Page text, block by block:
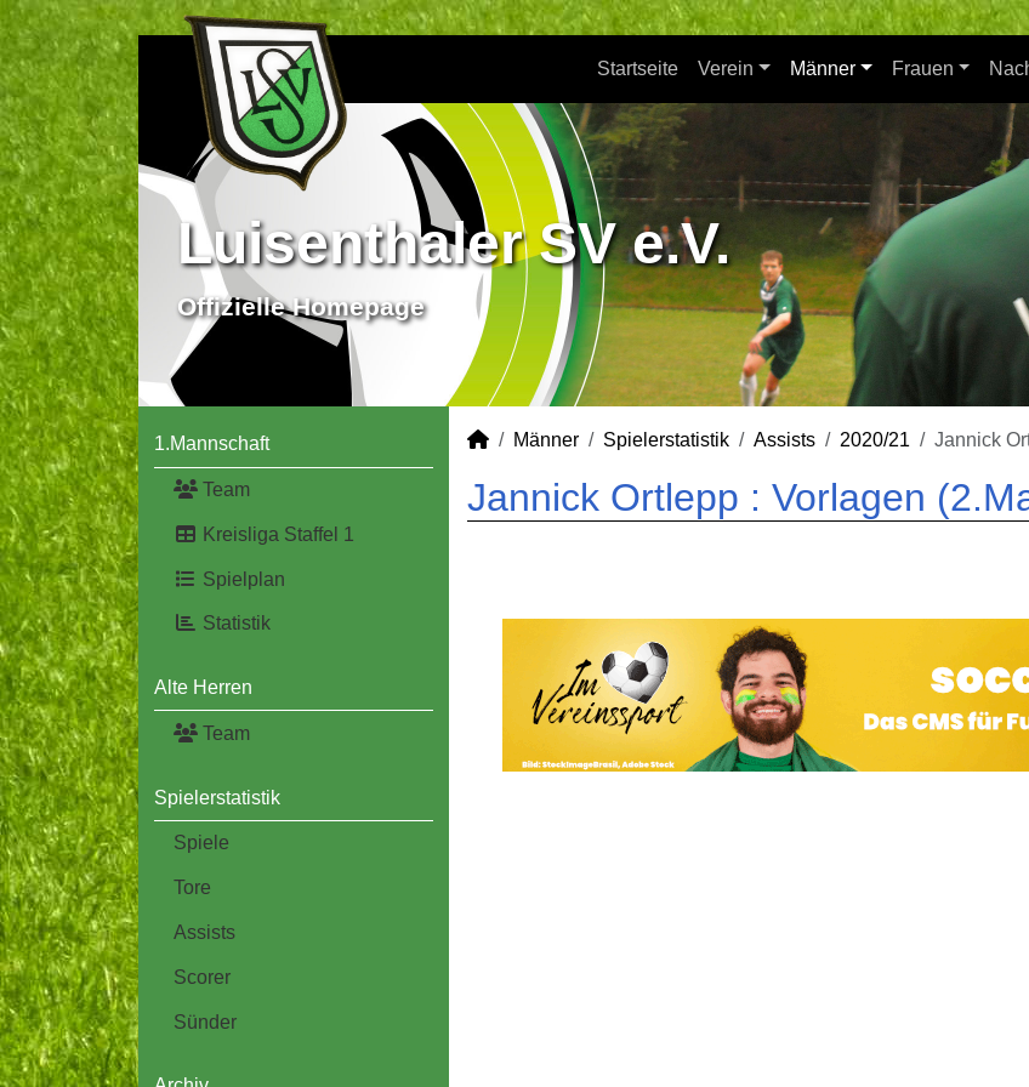
Startseite Verein Männer Frauen
Luisenthaler SV e.V.
Offizielle Homepage
1.Mannschaft
Team
Kreisliga Staffel 1
Spielplan
Statistik
Alte Herren
Team
Spielerstatistik
Spiele
Tore
Assists
Scorer
Sünder
Männer Spielerstatistik Assists 2020/21 Jannick
Jannick Ortlepp : Vorlagen